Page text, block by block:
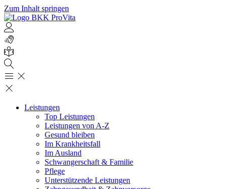
Zum Inhalt springen
Leistungen
Top Leistungen
Leistungen von A-Z
Gesund bleiben
Im Krankheitsfall
Im Ausland
Schwangerschaft & Familie
Pflege
Unterstützende Leistungen